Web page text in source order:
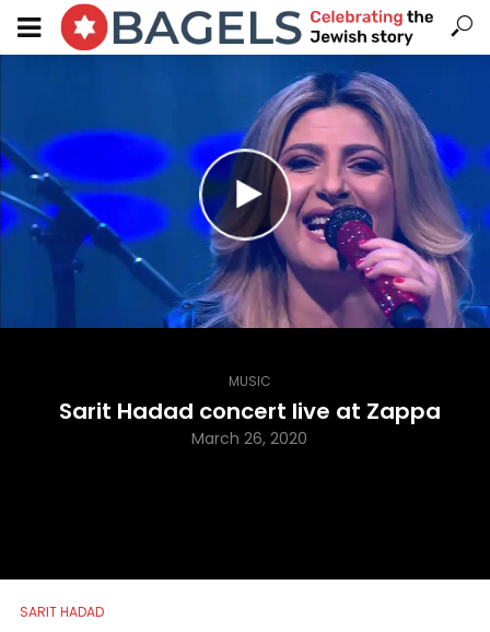
MUSIC
Sarit Hadad concert live at Zappa
March 26, 2020
SARIT HADAD